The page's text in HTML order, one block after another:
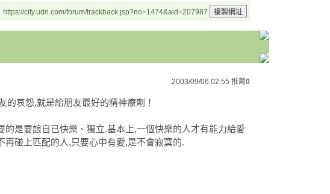
https://city.udn.com/forum/trackback.jsp?no=1474&aid=207987
2003/09/06 02:55 推薦0
的哀怨,就是給朋友最好的精神療劑！
的是要誏自已快樂、獨立.基本上,一個快樂的人才有能力給愛
再碰上匹配的人,只要心中有愛,是不會寂寞的.